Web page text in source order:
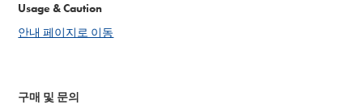
Usage & Caution
안내 페이지로 이동
구매 및 문의